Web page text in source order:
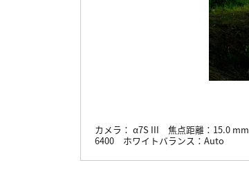
カメラ： α7S III 焦点距離： 15.0 mm
6400
ホワイトバランス： Auto